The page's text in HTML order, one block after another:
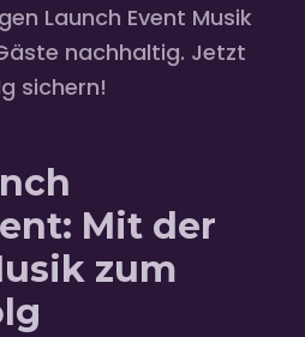
Launch Event Musik
nachhaltig. Jetzt
sichern!
Mit der
zum